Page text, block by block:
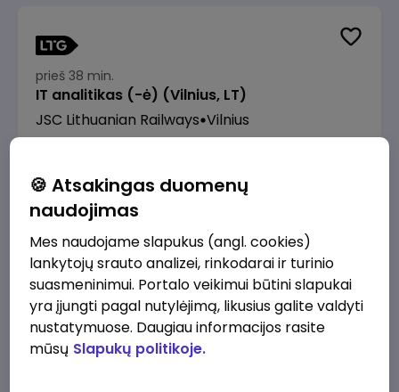
prieš 38 min.
IT analitikas (-ė) (Vilnius, LT)
JSC Lithuanian Railways Vilnius
prieš 39 min.
Turto apskaitos vadybininkė (-as)
Amber Grid Vilnius
2400 - 2600 €/mėn. Prieš mokesčius
🍪 Atsakingas duomenų
naudojimas
Mes naudojame slapukus (angl. cookies)
lankytojų srauto analizei, rinkodarai ir turinio
suasmeninimui. Portalo veikimui būtini slapukai
yra įjungti pagal nutylėjimą, likusius galite valdyti
nustatymuose. Daugiau informacijos rasite
mūsų Slapukų politikoje.